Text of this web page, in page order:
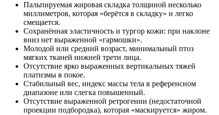
Пальпируемая жировая складка толщиной несколько
миллиметров, которая «берётся в складку» и легко
смещается.
Сохранённая эластичность и тургор кожи: при наклоне
вниз нет выраженной «гармошки».
Молодой или средний возраст, минимальный птоз
мягких тканей нижней трети лица.
Отсутствие ярко выраженных вертикальных тяжей
платизмы в покое.
Стабильный вес, индекс массы тела в референсном
диапазоне или слегка повышенный.
Отсутствие выраженной ретрогении (недостаточной
проекции подбородка), которая «маскируется» жиром.